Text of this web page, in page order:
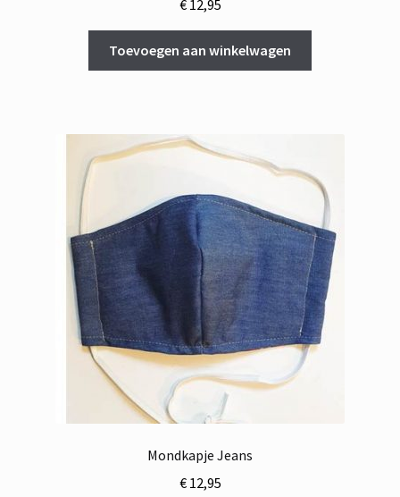
€12,95
Toevoegen aan winkelwagen
Mondkapje Jeans
€12,95